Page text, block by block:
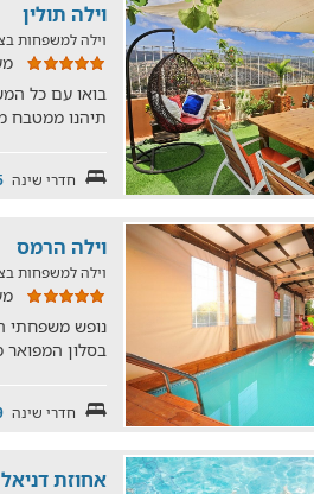
וילה תולין
וילה למשפחות
בואו עם כל
תיהנו ממטבח
חדרי שינה
וילה הרמס
וילה למשפחות
נופש משפחתי
בסלון המפואר
חדרי שינה
אחוזת דניאל